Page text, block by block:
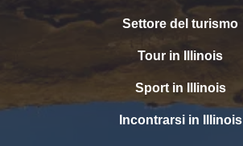
Settore del turismo
Tour in Illinois
Sport in Illinois
Incontrarsi in Illinois